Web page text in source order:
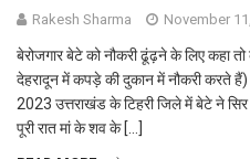
Rakesh Sharma November
बेरोजगार बेटे को नौकरी ढूंढ़ने के लिए कहा
देहरादून में कपड़े की दुकान में नौकरी करते हैं)
2023 उत्तराखंड के टिहरी जिले में बेटे ने सिर
पूरी रात मां के शव के […]